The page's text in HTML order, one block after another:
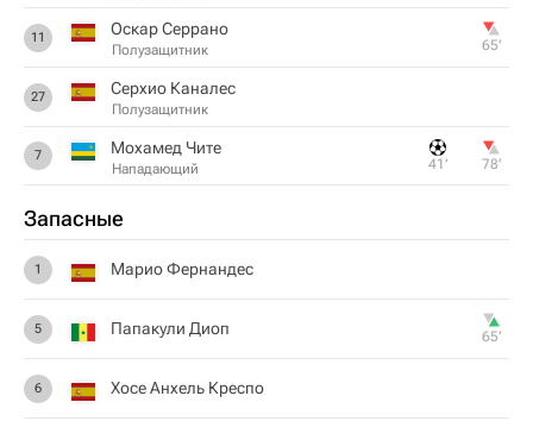
11 Оскар Серрано
Полузащитник 65‎’‎
27 Серхио Каналес
Полузащитник
7 Мохамед Чите
Нападающий 41‎’‎ 78‎’‎
Запасные
1 Марио Фернандес
5 Папакули Диоп 65‎’‎
6 Хосе Анхель Креспо